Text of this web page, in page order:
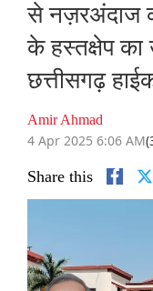
से नज़रअंदाज
के हस्तक्षेप का
छत्तीसगढ़
Amir Ahmad
4 Apr 2025 6:06 AM
Share this